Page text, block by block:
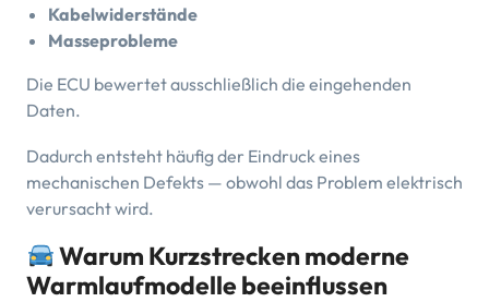
Kabelwiderstände
Masseprobleme
Die ECU bewertet ausschließlich die eingehenden
Daten.
Dadurch entsteht häufig der Eindruck eines
mechanischen Defekts — obwohl das Problem elektrisch
verursacht wird.
Warum Kurzstrecken moderne
Warmlaufmodelle beeinflussen